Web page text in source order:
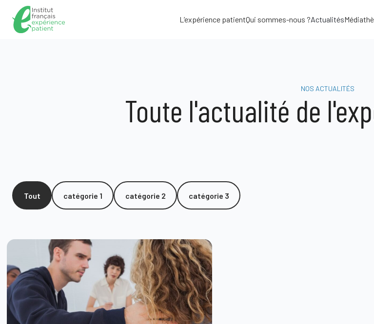
L’expérience patientQui sommes-nous ?Actualités
NOS ACTUALITÉS
Toute l'actualité de
Tout catégorie 1 catégorie 2 catégorie 3